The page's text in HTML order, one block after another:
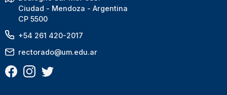
Ciudad - Mendoza - Argentina
CP 5500
+54 261 420-2017
rectorado@um.edu.ar